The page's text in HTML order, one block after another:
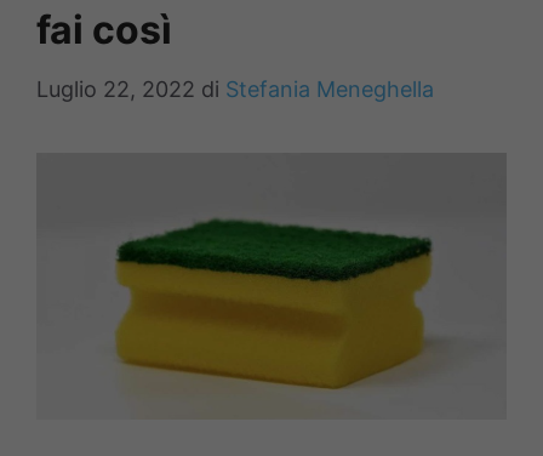
fai così
Luglio 22, 2022 di Stefania Meneghella